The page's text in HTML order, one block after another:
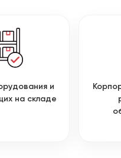
и
на складе